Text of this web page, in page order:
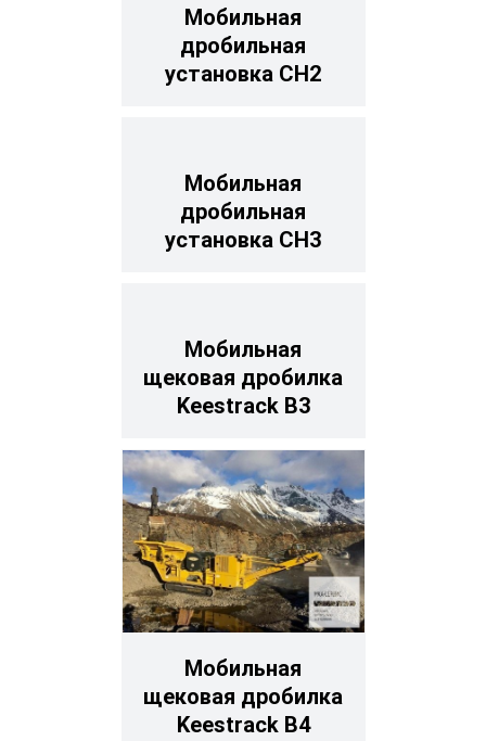
Мобильная
дробильная
установка CH2
Мобильная
дробильная
установка CH3
Мобильная
щековая дробилка
Keestrack B3
Мобильная
щековая дробилка
Keestrack B4